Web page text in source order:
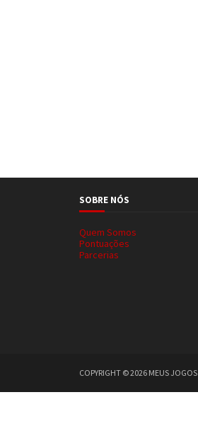
SOBRE NÓS
Quem Somos
Pontuações
Parcerias
COPYRIGHT ©2026 MEUS JOGOS